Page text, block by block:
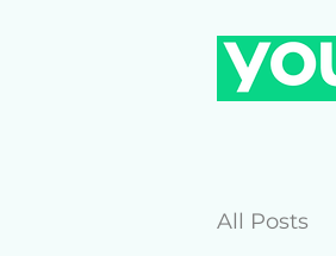
All Posts